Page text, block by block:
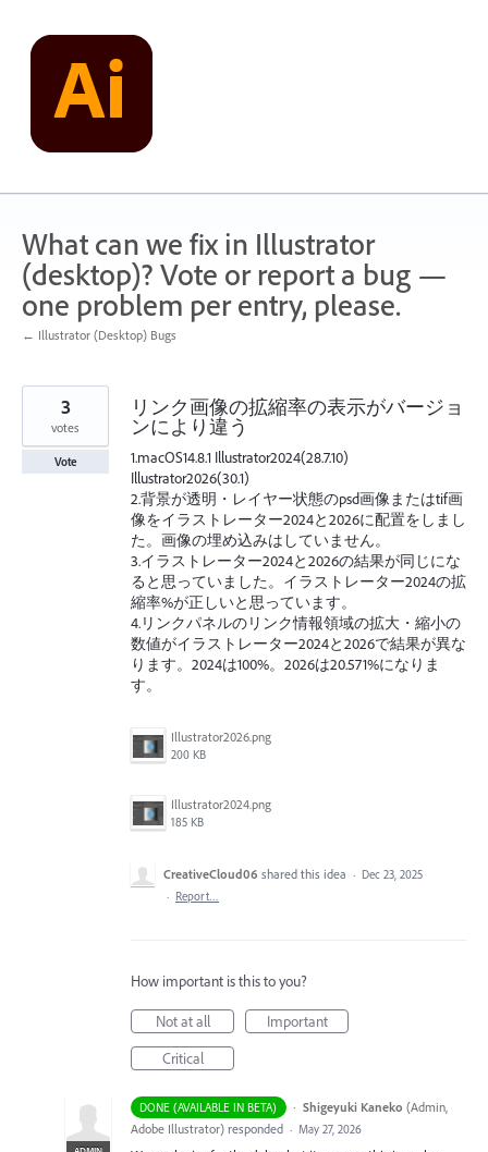
content
What can we fix in Illustrator
(desktop)? Vote or report a bug —
one problem per entry, please.
← Illustrator (Desktop) Bugs
リンク画像の拡縮率の表示がバージョ
ンにより違う
1.macOS14.8.1 Illustrator2024(28.7.10)
Illustrator2026(30.1)
2.背景が透明・レイヤー状態のpsd画像またはtif画
像をイラストレーター2024と2026に配置をしまし
た。画像の埋め込みはしていません。
3.イラストレーター2024と2026の結果が同じにな
ると思っていました。イラストレーター2024の拡
縮率%が正しいと思っています。
4.リンクパネルのリンク情報領域の拡大・縮小の
数値がイラストレーター2024と2026で結果が異な
ります。2024は100%。2026は20.571%になりま
す。
Illustrator2026.png
200 KB
Illustrator2024.png
185 KB
3
votes
Vote
CreativeCloud06 shared this idea · Dec 23, 2025
· Report…
How important is this to you?
Not at all
Important
Critical
DONE (AVAILABLE IN BETA) · Shigeyuki Kaneko (Admin,
Adobe Illustrator) responded · May 27, 2026